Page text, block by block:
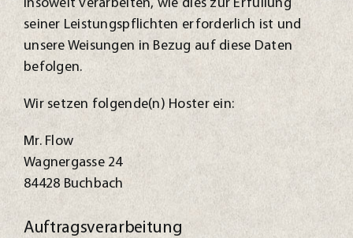
insoweit verarbeiten, wie dies zur Erfüllung
seiner Leistungspflichten erforderlich ist und
unsere Weisungen in Bezug auf diese Daten
befolgen.
Wir setzen folgende(n) Hoster ein:
Mr. Flow
Wagnergasse 24
84428 Buchbach
Auftragsverarbeitung